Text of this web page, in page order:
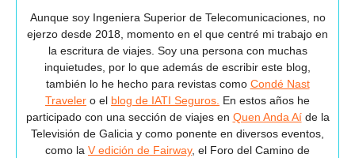
Aunque soy Ingeniera Superior de Telecomunicaciones, no
ejerzo desde 2018, momento en el que centré mi trabajo en
la escritura de viajes. Soy una persona con muchas
inquietudes, por lo que además de escribir este blog,
también lo he hecho para revistas como Condé Nast
Traveler o el blog de IATI Seguros. En estos años he
participado con una sección de viajes en Quen Anda Aíde la
Televisión de Galicia y como ponente en diversos eventos,
como la V edición de Fairway, el Foro del Camino de